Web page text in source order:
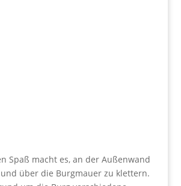
Spaß macht es, an der Außenwand
über die Burgmauer zu klettern.